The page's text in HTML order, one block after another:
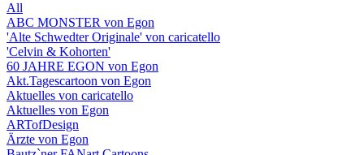
All
ABC MONSTER von Egon
'Alte Schwedter Originale' von caricatello
'Celvin & Kohorten'
60 JAHRE EGON von Egon
Akt.Tagescartoon von Egon
Aktuelles von caricatello
Aktuelles von Egon
ARTofDesign
Ärzte von Egon